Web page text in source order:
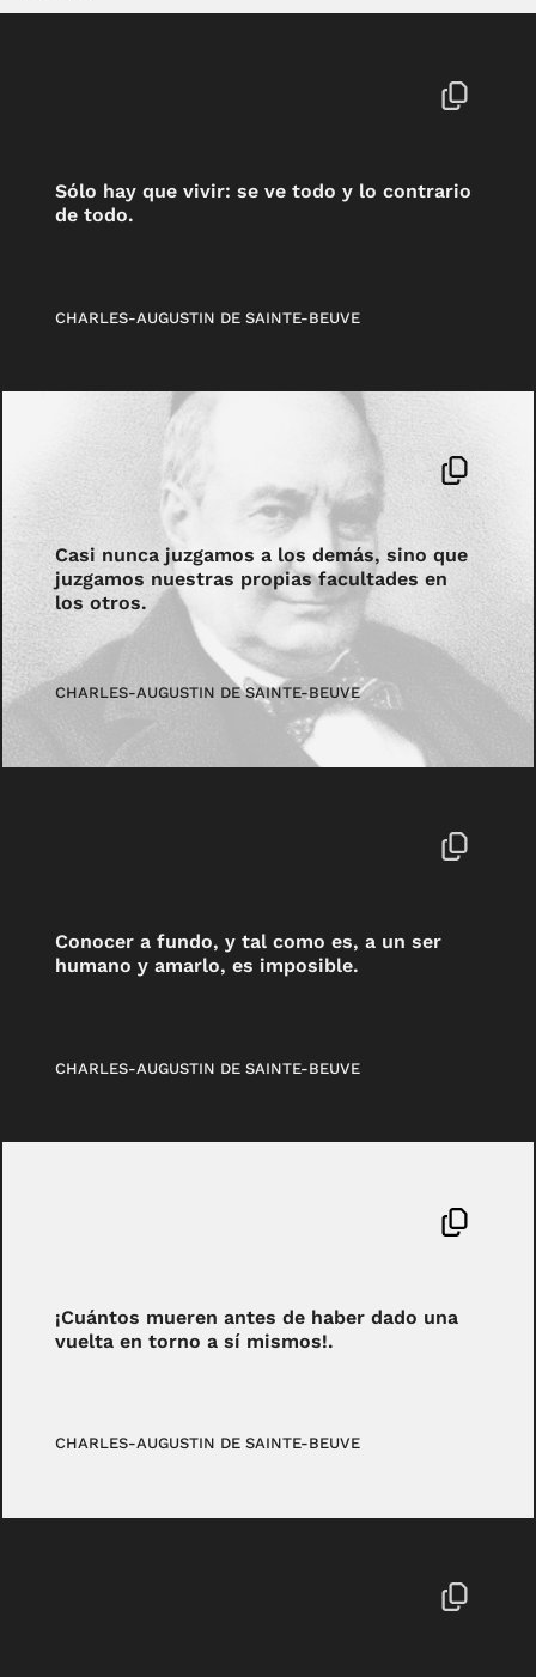
Sólo hay que vivir: se ve todo y lo contrario
de todo.
CHARLES-AUGUSTIN DE SAINTE-BEUVE
Casi nunca juzgamos a los demás, sino que
juzgamos nuestras propias facultades en
los otros.
CHARLES-AUGUSTIN DE SAINTE-BEUVE
Conocer a fundo, y tal como es, a un ser
humano y amarlo, es imposible.
CHARLES-AUGUSTIN DE SAINTE-BEUVE
¡Cuántos mueren antes de haber dado una
vuelta en torno a sí mismos!.
CHARLES-AUGUSTIN DE SAINTE-BEUVE